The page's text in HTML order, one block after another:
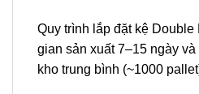
Quy trình lắp đặt kệ
gian sản xuất 7–15 ngày
kho trung bình (~1000